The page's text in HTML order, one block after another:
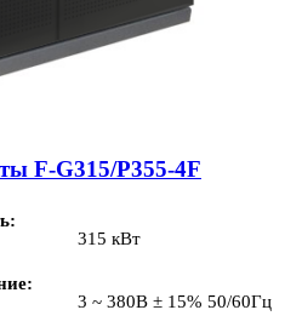
F-G315/P355-4F
315 кВт
3 ~ 380В ± 15% 50/60Гц